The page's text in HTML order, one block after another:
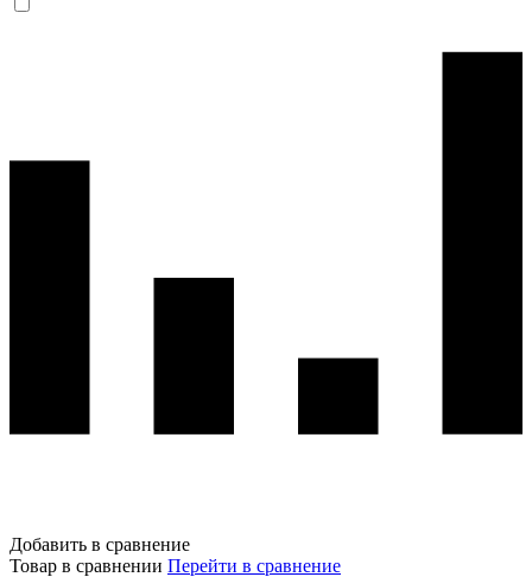
Добавить в сравнение
Товар в сравнении Перейти в сравнение